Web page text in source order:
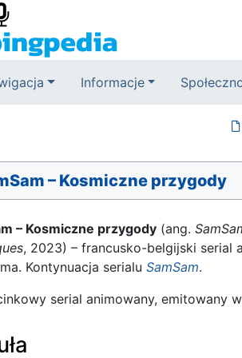
Informacje
– Kosmiczne przygody
– Kosmiczne przygody (ang.
, 2023) – francusko-belgijski serial
Kontynuacja serialu SamSam.
serial animowany, emitowany